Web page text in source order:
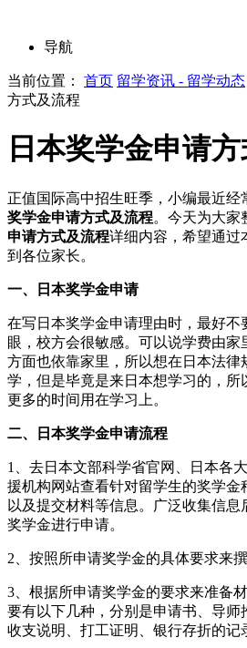
导航
当前位置： 首页 留学资讯 - 留学动态
方式及流程
日本奖学金申请
正值国际高中招生旺季，小编最近经
奖学金申请方式及流程。今天为大家
申请方式及流程详细内容，希望通过
到各位家长。
一、日本奖学金申请
在写日本奖学金申请理由时，最好不
眼，校方会很敏感。可以说学费由
方面也依靠家里，所以想在日本法律
学，但是毕竟是来日本想学习的，所
更多的时间用在学习上。
二、日本奖学金申请流程
1、去日本文部科学省官网、日本各
援机构网站查看针对留学生的奖学金
以及提交材料等信息。广泛收集信
奖学金进行申请。
2、按照所申请奖学金的具体要求来
3、根据所申请奖学金的要求来准备
要有以下几种，分别是申请书、导师
收支说明、打工证明、银行存折的记